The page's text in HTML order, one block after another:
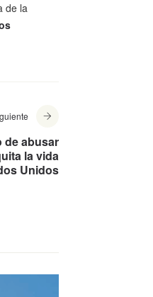
de la
de abusar
la vida
Unidos